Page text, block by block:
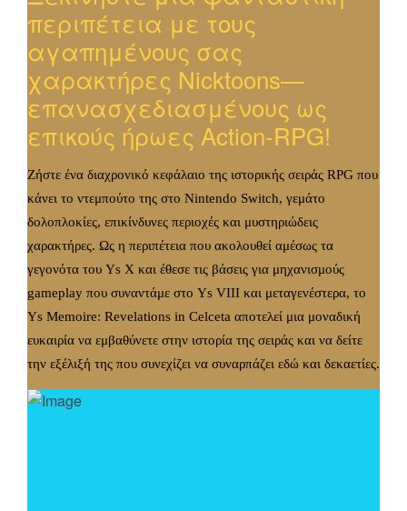
περιπέτεια με τους
αγαπημένους σας
χαρακτήρες Nicktoons—
επανασχεδιασμένους ως
επικούς ήρωες Action-RPG!
Ζήστε ένα διαχρονικό κεφάλαιο της ιστορικής σειράς RPG που
κάνει το ντεμπούτο της στο Nintendo Switch, γεμάτο
δολοπλοκίες, επικίνδυνες περιοχές και μυστηριώδεις
χαρακτήρες. Ως η περιπέτεια που ακολουθεί αμέσως τα
γεγονότα του Ys X και έθεσε τις βάσεις για μηχανισμούς
gameplay που συναντάμε στο Ys VIII και μεταγενέστερα, το
Ys Memoire: Revelations in Celceta αποτελεί μια μοναδική
ευκαιρία να εμβαθύνετε στην ιστορία της σειράς και να δείτε
την εξέλιξή της που συνεχίζει να συναρπάζει εδώ και δεκαετίες.